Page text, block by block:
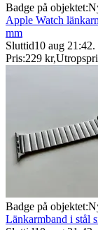
Badge på objektet:
Apple Watch
mm
Sluttid10 aug 21:42.
Pris:229 kr,
Badge på objektet:
Länkarmband i stål